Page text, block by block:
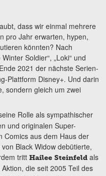
dass wir einmal mehrere
pro Jahr erwarten, hypen,
könnten? Nach
Soldier“, „Loki“ und
2021 der nächste Serien-
Plattform Disney+. Und darin
sondern gleich um zwei
Rolle als sympathischer
und originalen Super-
Comics aus dem Haus der
Black Widow debütierte,
tritt Hailee Steinfeld als
die seit 2005 Teil des